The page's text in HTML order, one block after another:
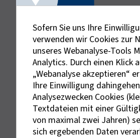
Sofern Sie uns Ihre
verwenden wir Cookies zur
unseres Webanalyse-Tools
Analytics. Durch einen Klick
„Webanalyse akzeptieren“
Ihre Einwilligung
Analysezwecken Cookies
Textdateien mit einer
von maximal zwei Jahren)
sich ergebenden Daten